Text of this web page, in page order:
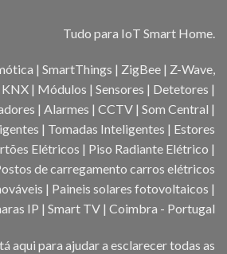
Tudo para IoT Smart Home.
| SmartThings | ZigBee | Z-Wave,
| Módulos | Sensores | Detetores |
| Alarmes | CCTV | Som Central |
| Tomadas Inteligentes | Estores
Elétricos | Piso Radiante Elétrico |
de carregamento carros elétricos
| Paineis solares fotovoltaicos |
IP | Smart TV | Coimbra - Portugal
aqui para ajudar a esclarecer todas as